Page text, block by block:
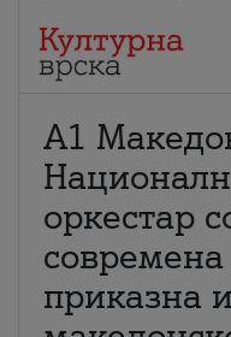
А1
оркестар
приказна